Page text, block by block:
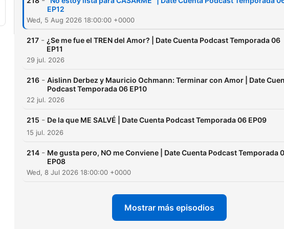
EP12
Wed, 5 Aug 2026 18:00:00 +0000
217 - ¿Se me fue el TREN del Amor? | Date Cuenta Podcast Temporada 06
EP11
29 jul. 2026
216 - Aislinn Derbez y Mauricio Ochmann: Terminar con Amor | Date
Podcast Temporada 06 EP10
22 jul. 2026
215 - De la que ME SALVÉ | Date Cuenta Podcast Temporada 06 EP09
15 jul. 2026
214 - Me gusta pero, NO me Conviene | Date Cuenta Podcast Temporada
EP08
Wed, 8 Jul 2026 18:00:00 +0000
Mostrar más episodios